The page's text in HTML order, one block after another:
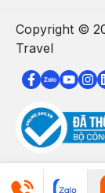
Copyright ©
Travel